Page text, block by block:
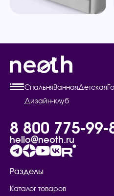
СпальняВаннаяДетская
Дизайн-клуб
8 800 775-99-
hello@neoth.ru
Разделы
Каталог товаров